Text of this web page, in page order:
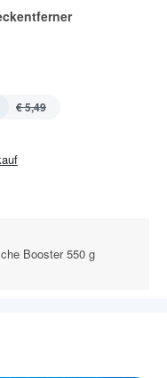
€ 5,49
Booster 550 g